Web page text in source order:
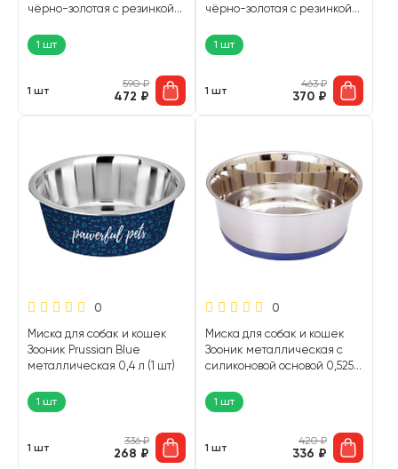
чёрно-золотая с резинкой
1 шт
1 шт
590₽
472 ₽
чёрно-золотая с резинкой
1 шт
1 шт
463₽
370 ₽
0
Миска для собак и кошек
Зооник Prussian Blue
металлическая 0,4 л (1 шт)
1 шт
1 шт
336₽
268 ₽
0
Миска для собак и кошек
Зооник металлическая с
силиконовой основой 0,525 л
1 шт
1 шт
420₽
336 ₽